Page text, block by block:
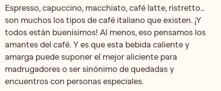
Espresso, capuccino, macchiato, café latte, ristretto…
son muchos los tipos de café italiano que existen. ¡Y
todos están buenísimos! Al menos, eso pensamos los
amantes del café. Y es que esta bebida caliente y
amarga puede suponer el mejor aliciente para
madrugadores o ser sinónimo de quedadas y
encuentros con personas especiales.